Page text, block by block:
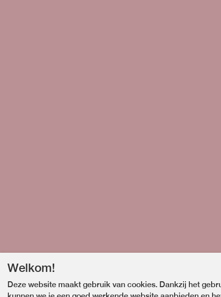
Welkom!
Deze website maakt gebruik van cookies. Dankzij het